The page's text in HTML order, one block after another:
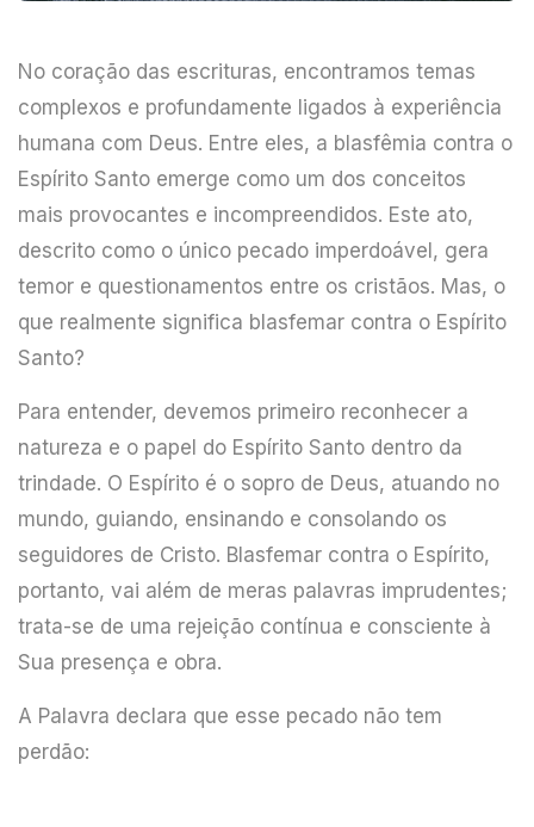
No coração das escrituras, encontramos temas
complexos e profundamente ligados à experiência
humana com Deus. Entre eles, a blasfêmia contra o
Espírito Santo emerge como um dos conceitos
mais provocantes e incompreendidos. Este ato,
descrito como o único pecado imperdoável, gera
temor e questionamentos entre os cristãos. Mas, o
que realmente significa blasfemar contra o Espírito
Santo?
Para entender, devemos primeiro reconhecer a
natureza e o papel do Espírito Santo dentro da
trindade. O Espírito é o sopro de Deus, atuando no
mundo, guiando, ensinando e consolando os
seguidores de Cristo. Blasfemar contra o Espírito,
portanto, vai além de meras palavras imprudentes;
trata-se de uma rejeição contínua e consciente à
Sua presença e obra.
A Palavra declara que esse pecado não tem
perdão: